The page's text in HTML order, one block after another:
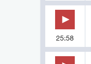
25:58